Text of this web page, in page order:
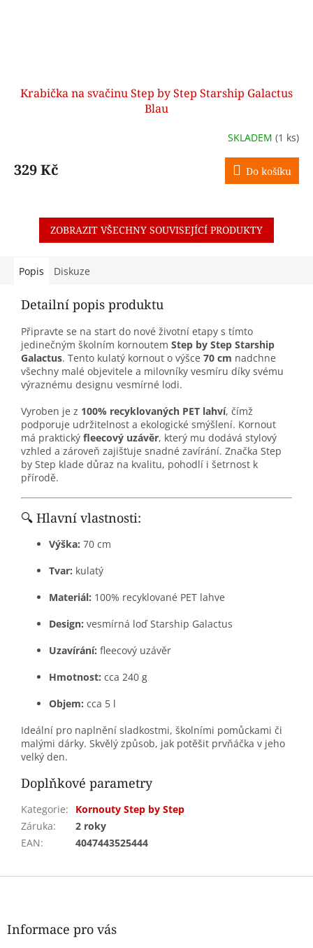
Krabička na svačinu Step by Step Starship Galactus
Blau
SKLADEM (1 ks)
329 Kč Do košíku
ZOBRAZIT VŠECHNY SOUVISEJÍCÍ PRODUKTY
Popis Diskuze
Detailní popis produktu
Připravte se na start do nové životní etapy s tímto
jedinečným školním kornoutem Step by Step Starship
Galactus. Tento kulatý kornout o výšce 70 cm nadchne
všechny malé objevitele a milovníky vesmíru díky svému
výraznému designu vesmírné lodi.
Vyroben je z 100% recyklovaných PET lahví, čímž
podporuje udržitelnost a ekologické smýšlení. Kornout
má praktický fleecový uzávěr, který mu dodává stylový
vzhled a zároveň zajišťuje snadné zavírání. Značka Step
by Step klade důraz na kvalitu, pohodlí i šetrnost k
přírodě.
🔍 Hlavní vlastnosti:
Výška: 70 cm
Tvar: kulatý
Materiál: 100% recyklované PET lahve
Design: vesmírná loď Starship Galactus
Uzavírání: fleecový uzávěr
Hmotnost: cca 240 g
Objem: cca 5 l
Ideální pro naplnění sladkostmi, školními pomůckami či
malými dárky. Skvělý způsob, jak potěšit prvňáčka v jeho
velký den.
Doplňkové parametry
Kategorie:
Kornouty Step by Step
Záruka:
2 roky
EAN: 4047443525444
Z
Informace pro vás